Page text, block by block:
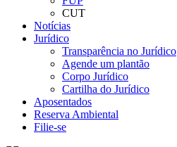
CUT
Notícias
Jurídico
Transparência no Jurídico
Agende um plantão
Corpo Jurídico
Cartilha do Jurídico
Aposentados
Reserva Ambiental
Filie-se